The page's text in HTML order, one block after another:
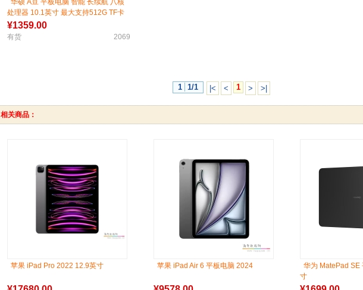
华硕 A豆 平板电脑 智能 长续航 八核
处理器 10.1英寸 最大支持512G TF卡
¥1359.00
有货 2069
1 1/1 |< < 1 > >|
相关商品：
苹果 iPad Pro 2022 12.9英寸 苹果 iPad Air 6 平板电脑 2024
华为 MatePad SE
寸